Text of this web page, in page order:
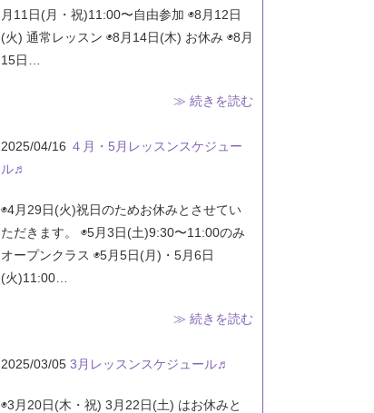
月11日(月・祝)11:00〜自由参加 ◉8月12日
(火) 通常レッスン ◉8月14日(木) お休み ◉8月
15日…
≫ 続きを読む
2025/04/16 ４月・5月レッスンスケジュー
ル♬
◉4月29日(火)祝日のためお休みとさせてい
ただきます。 ◉5月3日(土)9:30〜11:00のみ
オープンクラス ◉5月5日(月)・5月6日
(火)11:00…
≫ 続きを読む
2025/03/05 3月レッスンスケジュール♬
◉3月20日(木・祝) 3月22日(土) はお休みと